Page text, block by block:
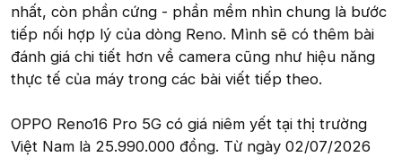
nhất, còn phần cứng - phần mềm nhìn chung là bước
tiếp nối hợp lý của dòng Reno. Mình sẽ có thêm bài
đánh giá chi tiết hơn về camera cũng như hiệu năng
thực tế của máy trong các bài viết tiếp theo.
OPPO Reno16 Pro 5G có giá niêm yết tại thị trường
Việt Nam là 25.990.000 đồng. Từ ngày 02/07/2026